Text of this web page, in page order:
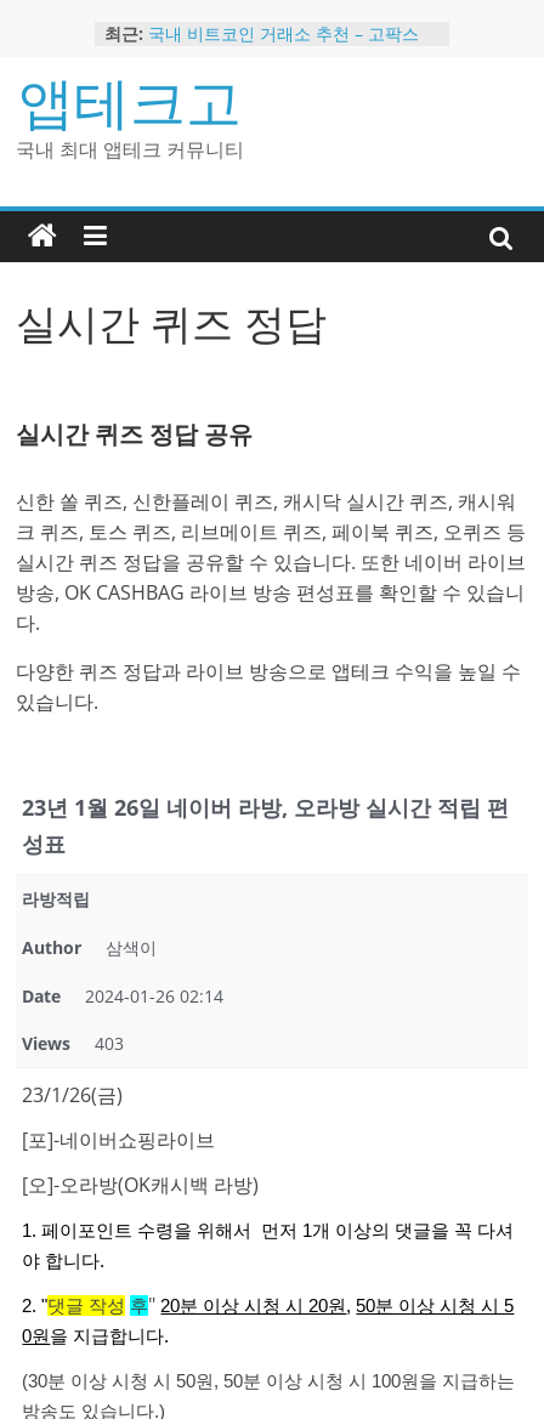
content
최근: 국내 비트코인 거래소 추천 – 고팍스
트
2024 강력히 추천하는 은행 멤버십 현
금 앱테크
해외 코인 거래소 추천 순위 BEST 2
앱테크고
국내 최대 앱테크 커뮤니티
실시간 퀴즈 정답
실시간 퀴즈 정답 공유
신한 쏠 퀴즈, 신한플레이 퀴즈, 캐시닥 실시간 퀴즈, 캐시워
크 퀴즈, 토스 퀴즈, 리브메이트 퀴즈, 페이북 퀴즈, 오퀴즈 등
실시간 퀴즈 정답을 공유할 수 있습니다. 또한 네이버 라이브
방송, OK CASHBAG 라이브 방송 편성표를 확인할 수 있습니
다.
다양한 퀴즈 정답과 라이브 방송으로 앱테크 수익을 높일 수
있습니다.
23년 1월 26일 네이버 라방, 오라방 실시간 적립 편
성표
라방적립
Author 삼색이
Date 2024-01-26 02:14
Views 403
23/1/26(금)
[포]-네이버쇼핑라이브
[오]-오라방(OK캐시백 라방)
1. 페이포인트 수령을 위해서 먼저 1개 이상의 댓글을 꼭 다셔
야 합니다.
2. "댓글 작성 후" 20분 이상 시청 시 20원,50분 이상 시청 시 5
0원을 지급합니다.
(30분 이상 시청 시 50원, 50분 이상 시청 시 100원을 지급하는
방송도 있습니다.)